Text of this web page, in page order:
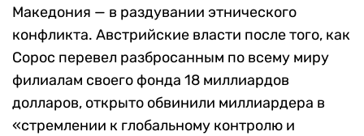
Македония — в раздувании этнического
конфликта. Австрийские власти после того, как
Сорос перевел разбросанным по всему миру
филиалам своего фонда 18 миллиардов
долларов, открыто обвинили миллиардера в
«стремлении к глобальному контролю и